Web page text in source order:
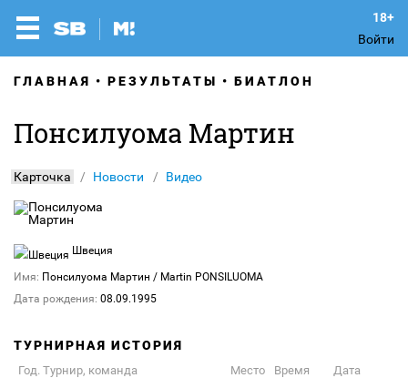
Войти
ГЛАВНАЯ РЕЗУЛЬТАТЫ БИАТЛОН
Понсилуома Мартин
Карточка Новости Видео
Швеция
Имя: Понсилуома Мартин / Martin PONSILUOMA
Дата рождения: 08.09.1995
ТУРНИРНАЯ ИСТОРИЯ
Год. Турнир, команда Место Время
Дата